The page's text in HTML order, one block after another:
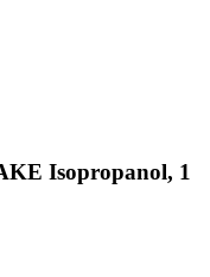
Isopropanol, 1